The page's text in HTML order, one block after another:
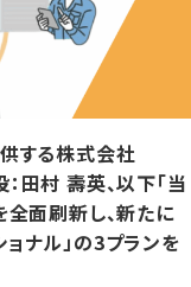
する株式会社
田村 壽英、以下「当
全面刷新し、新たに
ョナル」の3プランを